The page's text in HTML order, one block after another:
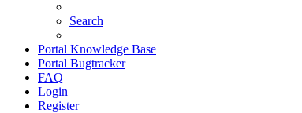
Search
Portal Knowledge Base
Portal Bugtracker
FAQ
Login
Register